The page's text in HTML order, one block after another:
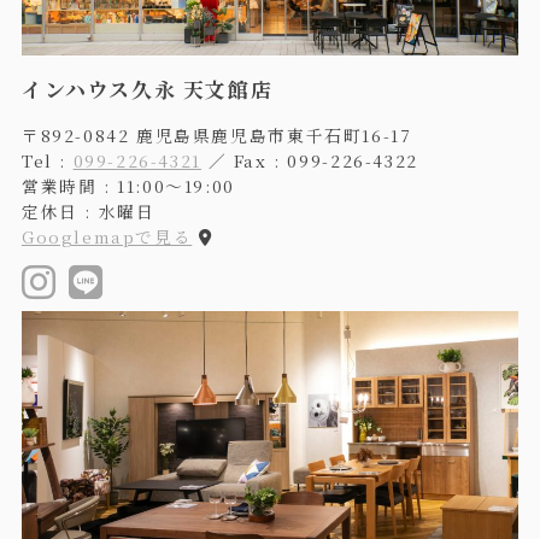
インハウス久永 天文館店
〒892-0842 鹿児島県鹿児島市東千石町16-17
Tel : 099-226-4321 ／ Fax : 099-226-4322
営業時間 : 11:00〜19:00
定休日 : 水曜日
Googlemapで見る